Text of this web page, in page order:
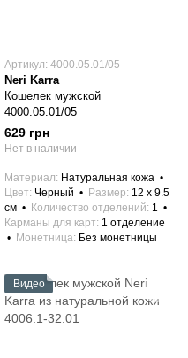
Артикул: 4000.05.01/05
Neri Karra
Кошелек мужской
4000.05.01/05
629 грн
Нет в наличии
Материал
Натуральная кожа
Цвет Черный Размер 12 x 9.5
см
Количество отделений 1
Карманы для карт 1 отделение
Монетница Без монетницы
Видео